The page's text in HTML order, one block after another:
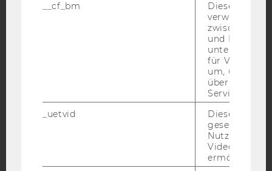
BARRIEREFREIHEITSERKLÄRUNG WEBSEITE
DATENSCHUTZERKLÄRUNG SOCIAL MEDIA
DATENSCHUTZERKLÄRUNG
STUDIENBEWERBER*INNEN UND STUDIERENDE
Barrierefreiheitserklärung
__cf_bm
Dieses
verwendet,
zwischen
und Bots zu
für Vimeo
um, um
über die
Service zu
_uetvid
Dieses
gesetzt, um
Nutzung des
Videoplayers
ermöglichen